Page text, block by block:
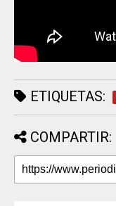
ETIQUETAS:
COMPARTIR: